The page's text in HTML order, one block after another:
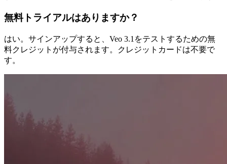
無料トライアルはありますか？
はい。サインアップすると、Veo 3.1をテストするための無
料クレジットが付与されます。クレジットカードは不要で
す。